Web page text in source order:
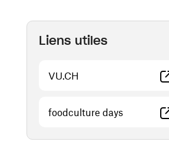
Liens utiles
VU.CH (ouvre une nouvelle
foodculture days(ouvre